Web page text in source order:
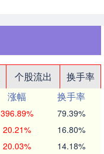
个股流出
换手率
涨幅
换手率
396.89% 79.39%
20.21% 16.80%
20.03% 14.18%